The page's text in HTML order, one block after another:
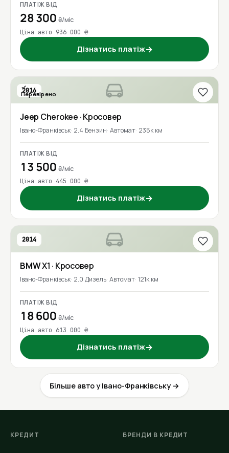
ПЛАТІЖ ВІД
28 300 ₴/міс
Ціна авто 936 000 ₴
Дізнатись платіж→
2016
Перевірено
1 власник
Jeep Cherokee · Кросовер
Івано-Франківськ 2.4 Бензин Автомат 235к км
ПЛАТІЖ ВІД
13 500 ₴/міс
Ціна авто 445 000 ₴
Дізнатись платіж→
2014
BMWX1 · Кросовер
Івано-Франківськ 2.0 Дизель Автомат 121к км
ПЛАТІЖ ВІД
18 600 ₴/міс
Ціна авто 613 000 ₴
Дізнатись платіж→
Більше авто у Івано-Франківську →
КРЕДИТ БРЕНДИ В КРЕДИТ